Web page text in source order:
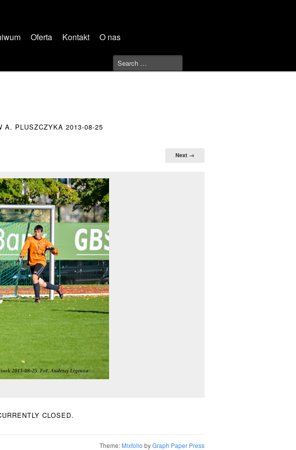
Oferta Kontakt O nas
A. PLUSZCZYKA 2013-08-25
Next →
CLOSED.
Theme:Mixfolio byGraph Paper Press